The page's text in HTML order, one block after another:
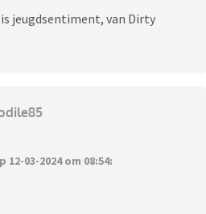
jeugdsentiment, van Dirty
03-2024 om 08:54: